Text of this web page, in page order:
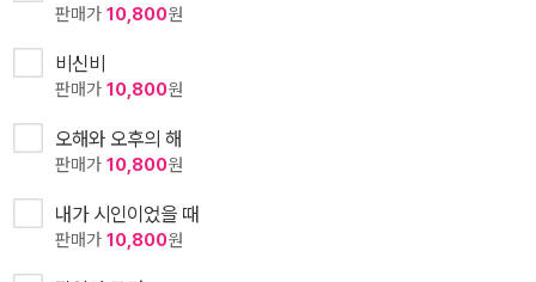
판매가 10,800원
비신비
판매가 10,800원
오해와 오후의 해
판매가 10,800원
내가 시인이었을 때
판매가 10,800원